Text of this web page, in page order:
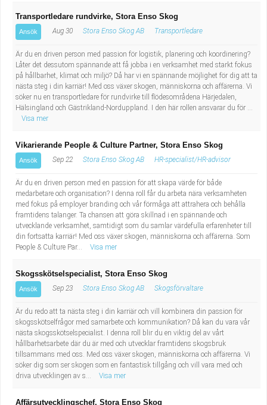
Transportledare rundvirke, Stora Enso Skog
Ansök Aug 30 Stora Enso Skog AB Transportledare
Är du en driven person med passion för logistik, planering och koordinering?
Låter det dessutom spännande att få jobba i en verksamhet med starkt fokus
på hållbarhet, klimat och miljö? Då har vi en spännande möjlighet för dig att ta
nästa steg i din karriär! Med oss växer skogen, människorna och affärerna. Vi
söker nu en transportledare för rundvirke till flödesområdena Härjedalen,
Hälsingland och Gästrikland-Norduppland. I den här rollen ansvarar du för ...
Visa mer
Vikarierande People & Culture Partner, Stora Enso Skog
Ansök Sep 22 Stora Enso Skog AB HR-specialist/HR-advisor
Är du en driven person med en passion för att skapa värde för både
medarbetare och organisation? I denna roll får du arbeta nära verksamheten
med fokus på employer branding och vår förmåga att attrahera och behålla
framtidens talanger. Ta chansen att göra skillnad i en spännande och
utvecklande verksamhet, samtidigt som du samlar värdefulla erfarenheter till
din fortsatta karriär! Med oss växer skogen, människorna och affärerna. Som
People & Culture Par...
Visa mer
Skogsskötselspecialist, Stora Enso Skog
Ansök Sep 23 Stora Enso Skog AB Skogsförvaltare
Är du redo att ta nästa steg i din karriär och vill kombinera din passion för
skogsskötselfrågor med samarbete och kommunikation? Då kan du vara vår
nästa skogsskötselspecialist. I denna roll blir du en viktig del av vårt
hållbarhetsarbete där du är med och utvecklar framtidens skogsbruk
tillsammans med oss. Med oss växer skogen, människorna och affärerna. Vi
söker dig som ser skogen som en fantastisk tillgång och vill vara med och
driva utvecklingen av s...
Visa mer
Affärsutvecklingschef, Stora Enso Skog